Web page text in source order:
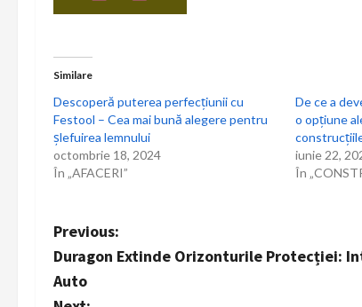
Similare
Descoperă puterea perfecțiunii cu
Festool – Cea mai bună alegere pentru
șlefuirea lemnului
octombrie 18, 2024
În „AFACERI”
De ce a
o opțiune
iunie 22,
În
P
o
Previous:
Duragon Extinde Orizonturile Protecției:
Auto